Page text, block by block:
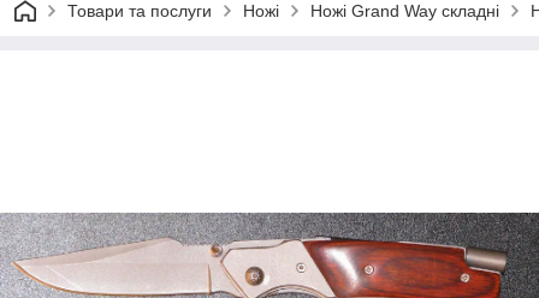
Товари та послуги Ножі Ножі Grand Way складні